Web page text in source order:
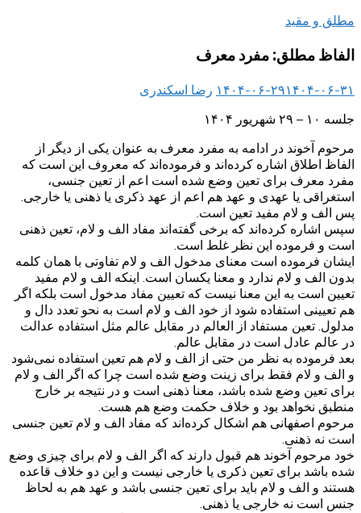
مطلق و مقید
الفاظ مطلق: مفرد معرف
۱۴۰۴-۰۶-۲۹۱۴۰۴-۰۶-۳۱
رضا اسکندری
جلسه ۱۰ – ۲۹ شهریور ۱۴۰۴
مرحوم آخوند در ادامه به مفرد معرف به عنوان یکی از دیگر از
الفاظ اطلاق اشاره کرده‌اند و فرموده‌اند که معروف این است که
مفرد معرف برای تعین وضع شده است اعم از تعین جنسی،
استغراقی یا عهدی و عهد هم اعم از عهد ذکری یا ذهنی یا خارجی.
پس الف و لام مفید تعین است.
سپس اشاره کرده‌اند که برخی گفته‌اند مفاد الف و لام، تعین ذهنی
است و فرموده این نظر غلط است.
ایشان فرموده است معنای مدخول الف و لام تفاوتی با همان کلمه
بدون الف و لام ندارد و معنا یکسان است. اینکه الف و لام مفید
تعیین است به این معنا نیست که تعیین مفاد مدخول است بلکه اگر
هم تعیینی استفاده شود از خود الف و لام است به نحو تعدد دال و
مدلول. تعین مستفاد از العالم در مقابل عالم مثل استفاده عدالت
در عالم عادل است در مقابل عالم.
بعد فرموده به نظر من حتی از الف و لام هم تعین استفاده نمی‌شود
و الف و لام فقط برای زینت وضع شده است چرا که اگر الف و لام
برای تعین وضع شده باشد، معنا ذهنی است و در نتیجه بر خارج
منطبق نخواهد بود و خلاف حکمت وضع هم هست.
مرحوم اصفهانی هم اشکال کرده‌اند که مفاد الف و لام تعین جنسی
است نه ذهنی.
خود مرحوم آخوند هم قبول دارند که اگر الف و لام برای چیزی وضع
شده باشد برای تعین ذکری یا خارجی نیست و این دو خلاف قاعده
هستند و الف و لام باید برای تعین جنسی باشد و عهد هم به لحاظ
جنس است نه خارجی یا ذهنی.